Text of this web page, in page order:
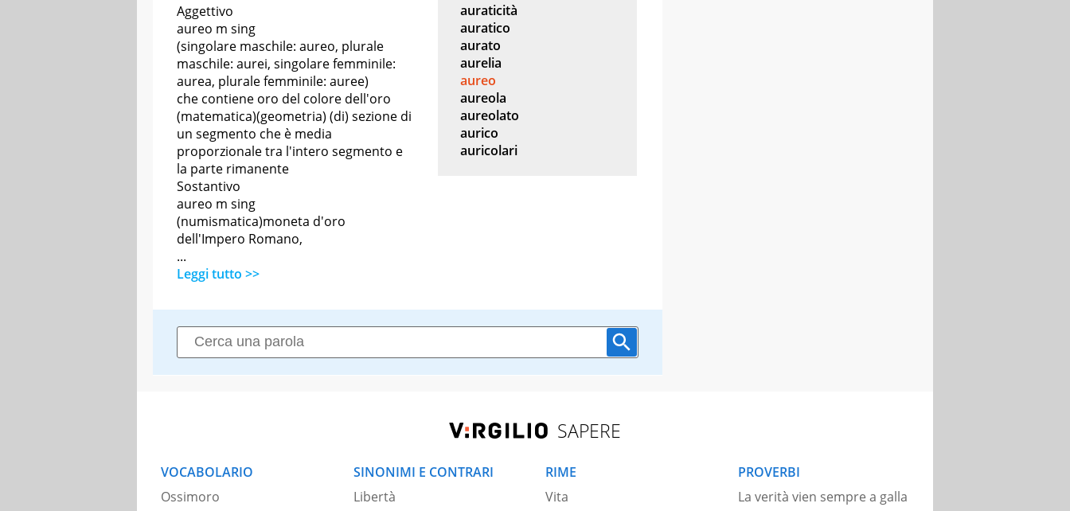
Aggettivo
aureo m sing
(singolare maschile: aureo, plurale
maschile: aurei, singolare femminile:
aurea, plurale femminile: auree)
che contiene oro del colore dell'oro
(matematica)(geometria) (di) sezione di
un segmento che è media
proporzionale tra l'intero segmento e
la parte rimanente
Sostantivo
aureo m sing
(numismatica)moneta d'oro
dell'Impero Romano,
...
Leggi tutto >>
auraticità
auratico
aurato
aurelia
aureo
aureola
aureolato
aurico
auricolari
SAPERE
VOCABOLARIO
Ossimoro
SINONIMI E CONTRARI
Libertà
RIME
Vita
PROVERBI
La verità vien sempre a galla